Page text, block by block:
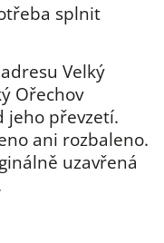
splnit
Velký
Ořechov
jeho převzetí.
ani rozbaleno.
uzavřená